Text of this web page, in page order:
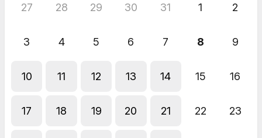
27 28 29 30 31 1 2
3 4 5 6 7 8 9
10 11 12 13 14 15 16
17 18 19 20 21 22 23